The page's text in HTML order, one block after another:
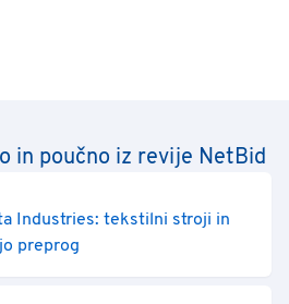
in poučno iz revije NetBid
Industries: tekstilni stroji in
preprog